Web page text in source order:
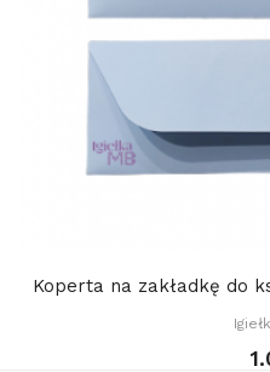
Koperta na zakładkę do